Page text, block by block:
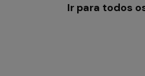
Ir para todos